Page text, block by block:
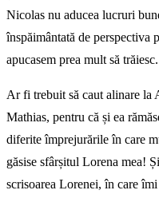
Nicolas nu aducea lucruri
înspăimântată de perspectiva
apucasem prea mult să trăiesc.
Ar fi trebuit să caut alinare la
Mathias, pentru că și ea
diferite împrejurările în care
găsise sfârșitul Lorena mea!
scrisoarea Lorenei, în care